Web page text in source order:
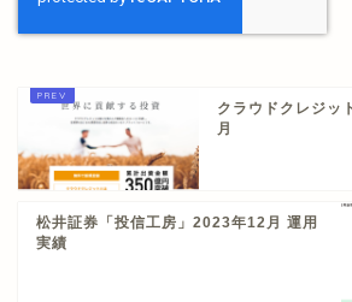
クラウドクレジッ
月
松井証券「投信工房」2023年12月 運用
実績